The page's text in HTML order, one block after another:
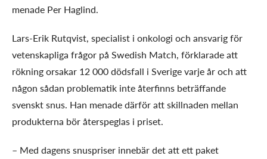
menade Per Haglind.
Lars-Erik Rutqvist, specialist i onkologi och ansvarig för
vetenskapliga frågor på Swedish Match, förklarade att
rökning orsakar 12 000 dödsfall i Sverige varje år och att
någon sådan problematik inte återfinns beträffande
svenskt snus. Han menade därför att skillnaden mellan
produkterna bör återspeglas i priset.
– Med dagens snuspriser innebär det att ett paket